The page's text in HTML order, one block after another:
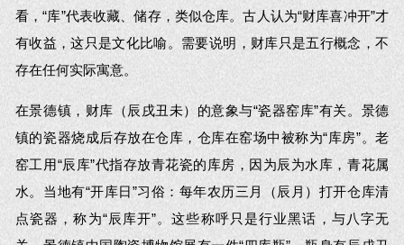
看，“库”代表收藏、储存，类似仓库。古人认为“财库喜冲开”才
有收益，这只是文化比喻。需要说明，财库只是五行概念，不
存在任何实际寓意。
在景德镇，财库（辰戌丑未）的意象与“瓷器窑库”有关。景德
镇的瓷器烧成后存放在仓库，仓库在窑场中被称为“库房”。老
窑工用“辰库”代指存放青花瓷的库房，因为辰为水库，青花属
水。当地有“开库日”习俗：每年农历三月（辰月）打开仓库清
点瓷器，称为“辰库开”。这些称呼只是行业黑话，与八字无